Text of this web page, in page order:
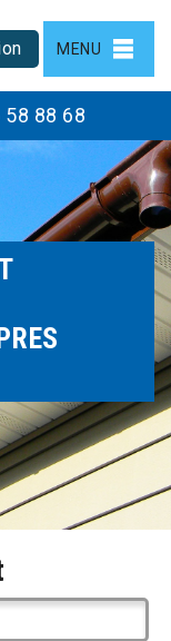
MENU
58 88 68